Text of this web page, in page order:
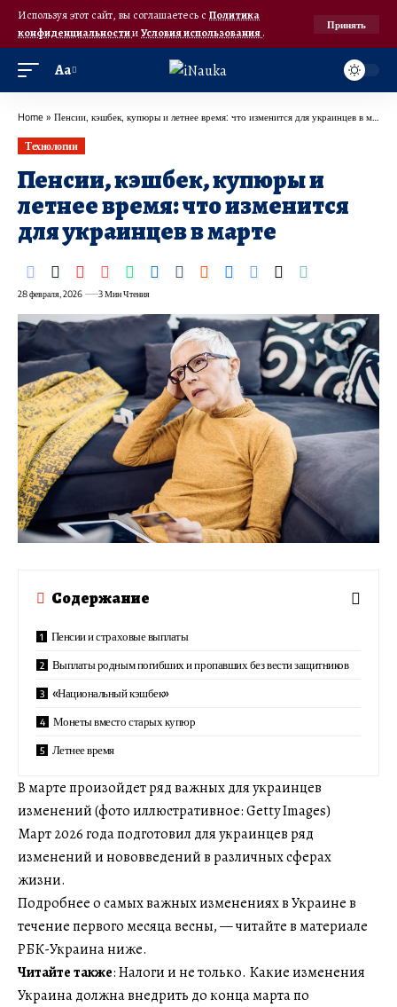
Используя этот сайт, вы соглашаетесь с Политика
конфиденциальностииУсловия использования.
Принять
Аа
Home » Пенсии, кэшбек, купюры и летнее время: что изменится для украинцев в марте
Технологии
Пенсии, кэшбек, купюры и
летнее время: что изменится
для украинцев в марте
28 февраля, 2026 3 Мин Чтения
Содержание
Пенсии и страховые выплаты
Выплаты родным погибших и пропавших без вести защитников
«Национальный кэшбек»
Монеты вместо старых купюр
Летнее время
В марте произойдет ряд важных для украинцев
изменений (фото иллюстративное: Getty Images)
Март 2026 года подготовил для украинцев ряд
изменений и нововведений в различных сферах
жизни.
Подробнее о самых важных изменениях в Украине в
течение первого месяца весны, — читайте в материале
РБК-Украина ниже.
Читайте также: Налоги и не только. Какие изменения
Украина должна внедрить до конца марта по